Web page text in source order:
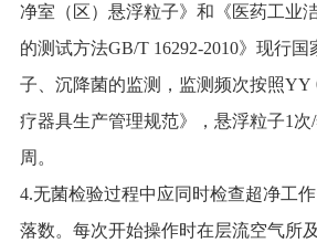
净室（区）悬浮粒子》和《医药工业
的测试方法GB/T 16292-2010》现行
子、沉降菌的监测，监测频次按照YY
疗器具生产管理规范》，悬浮粒子1
周。
4.无菌检验过程中应同时检查超净工
落数。每次开始操作时在层流空气所